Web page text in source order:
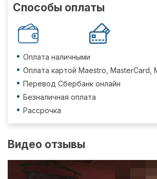
Способы оплаты
Оплата наличными
Оплата картой Maestro, MasterCard,
Перевод Сбербанк онлайн
Безналичная оплата
Рассрочка
Видео отзывы